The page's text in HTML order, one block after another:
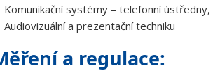
Komunikační systémy – telefonní
Audiovizuální a prezentační techniku
a regulace: